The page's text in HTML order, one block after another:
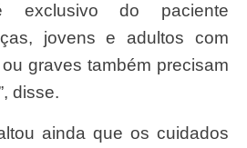
exclusivo do paciente
jovens e adultos com
graves também precisam
disse.